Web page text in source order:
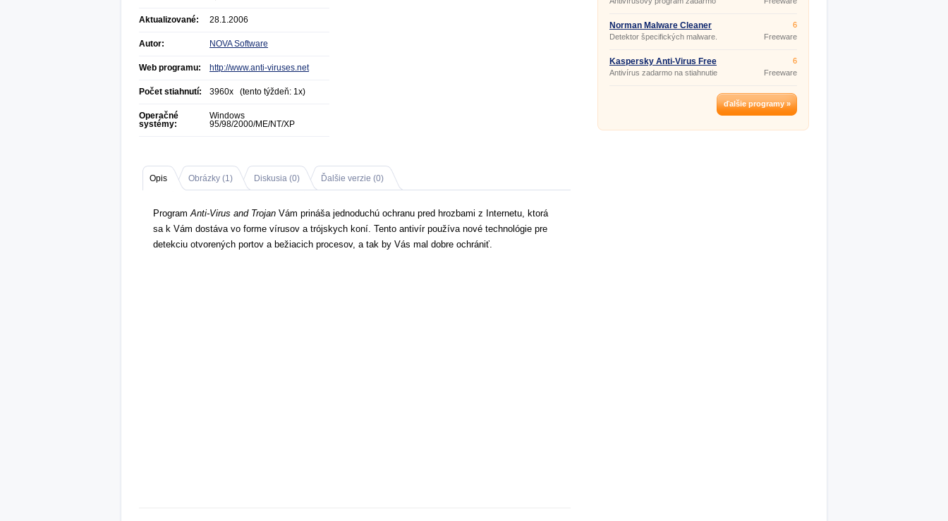
Aktualizované: 28.1.2006
Autor: NOVA Software
Web programu: http://www.anti-viruses.net
Počet stiahnutí: 3960x (tento týždeň: 1x)
Operačné
systémy:
Windows
95/98/2000/ME/NT/XP
Opis Obrázky (1) Diskusia (0) Ďalšie verzie (0)
ProgramAnti-Virus and Trojan Vám prináša jednoduchú ochranu pred hrozbami z Internetu, ktorá
sa k Vám dostáva vo forme vírusov a trójskych koní. Tento antivír používa nové technológie pre
detekciu otvorených portov a bežiacich procesov, a tak by Vás mal dobre ochrániť.
Norman Malware Cleaner
2.08.08 (2014.08.29)
Detektor špecifických malware.
6
Freeware
Kaspersky Anti-Virus Free
20.0.14.1085
Antivírus zadarmo na stiahnutie
6
Freeware
ďalšie programy »